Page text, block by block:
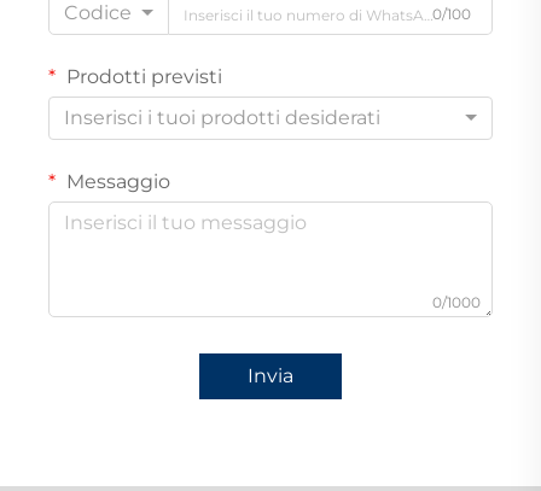
Codice
0/100
Prodotti previsti
Inserisci i tuoi prodotti desiderati
Messaggio
0/1000
Invia